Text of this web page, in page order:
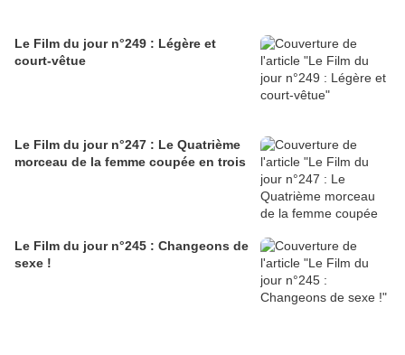
Le Film du jour n°249 : Légère et
court-vêtue
Le Film du jour n°247 : Le Quatrième
morceau de la femme coupée en trois
Le Film du jour n°245 : Changeons de
sexe !